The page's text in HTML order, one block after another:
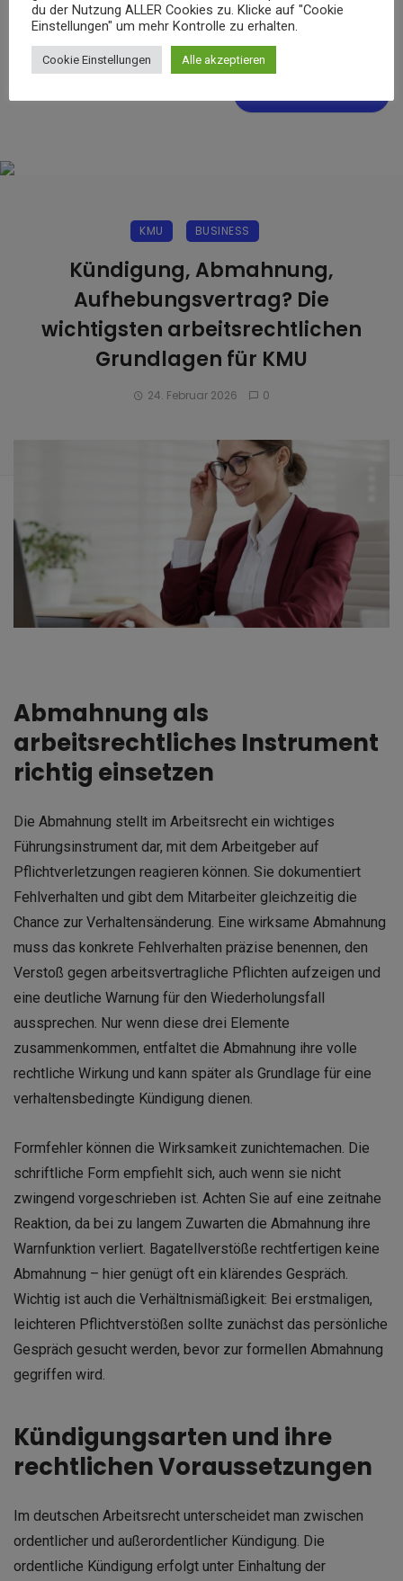
Browser für meinen nächsten Kommentar
speichern.
KMU BUSINESS
Kündigung, Abmahnung,
Aufhebungsvertrag? Die
wichtigsten arbeitsrechtlichen
Grundlagen für KMU
24. Februar 2026 0
Abmahnung als
arbeitsrechtliches Instrument
richtig einsetzen
Die Abmahnung stellt im Arbeitsrecht ein wichtiges
Führungsinstrument dar, mit dem Arbeitgeber auf
Pflichtverletzungen reagieren können. Sie dokumentiert
Fehlverhalten und gibt dem Mitarbeiter gleichzeitig die
Chance zur Verhaltensänderung. Eine wirksame Abmahnung
muss das konkrete Fehlverhalten präzise benennen, den
Verstoß gegen arbeitsvertragliche Pflichten aufzeigen und
eine deutliche Warnung für den Wiederholungsfall
aussprechen. Nur wenn diese drei Elemente
zusammenkommen, entfaltet die Abmahnung ihre volle
rechtliche Wirkung und kann später als Grundlage für eine
verhaltensbedingte Kündigung dienen.
Formfehler können die Wirksamkeit zunichtemachen. Die
schriftliche Form empfiehlt sich, auch wenn sie nicht
zwingend vorgeschrieben ist. Achten Sie auf eine zeitnahe
Reaktion, da bei zu langem Zuwarten die Abmahnung ihre
Warnfunktion verliert. Bagatellverstöße rechtfertigen keine
Abmahnung – hier genügt oft ein klärendes Gespräch.
Wichtig ist auch die Verhältnismäßigkeit: Bei erstmaligen,
leichteren Pflichtverstößen sollte zunächst das persönliche
Gespräch gesucht werden, bevor zur formellen Abmahnung
gegriffen wird.
Kündigungsarten und ihre
rechtlichen Voraussetzungen
Im deutschen Arbeitsrecht unterscheidet man zwischen
ordentlicher und außerordentlicher Kündigung. Die
ordentliche Kündigung erfolgt unter Einhaltung der
du der Nutzung ALLER Cookies zu. Klicke auf "Cookie
Einstellungen" um mehr Kontrolle zu erhalten.
Cookie Einstellungen Alle akzeptieren